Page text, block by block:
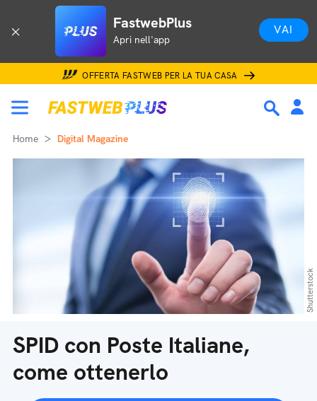
FastwebPlus
Apri nell'app
VAI
OFFERTA FASTWEB PER LA TUA CASA
Home Digital Magazine
SPID con Poste Italiane,
come ottenerlo
Shutterstock